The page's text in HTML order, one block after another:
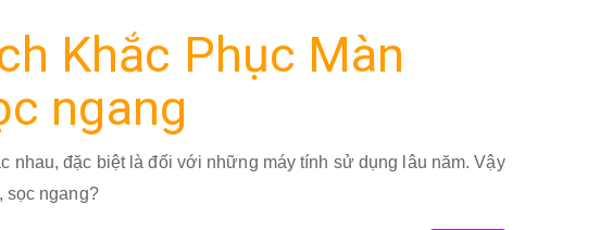
Khắc Phục Màn
ngang
nhau, đặc biệt là đối với những máy tính sử dụng lâu năm. Vậy
sọc ngang?